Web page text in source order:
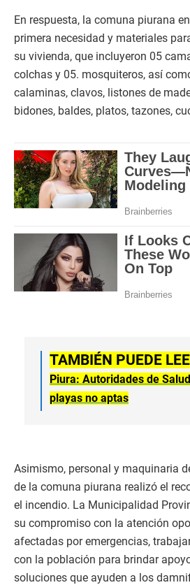
En respuesta, la comuna piurana
primera necesidad y materiales
su vivienda, que incluyeron 05
colchas y 05. mosquiteros, así
calaminas, clavos, listones de
bidones, baldes, platos, tazones,
TAMBIÉN PUEDE
Piura: Autoridades de
playas no aptas
Asimismo, personal y maquinaria
de la comuna piurana realizó el
el incendio. La Municipalidad
su compromiso con la atención
afectadas por emergencias,
con la población para brindar
soluciones que ayuden a los